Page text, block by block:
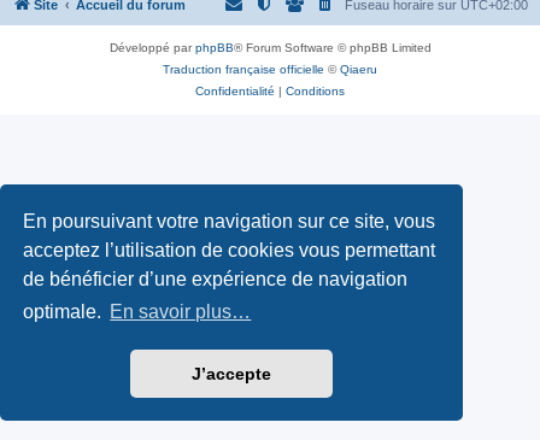
En poursuivant votre navigation sur ce site, vous
acceptez l’utilisation de cookies vous permettant
de bénéficier d’une expérience de navigation
optimale. En savoir plus…
J’accepte
Site Accueil du forum Fuseau horaire sur UTC+02:00
Développé parphpBB® Forum Software © phpBB Limited
Traduction française officielle ©Qiaeru
Confidentialité | Conditions